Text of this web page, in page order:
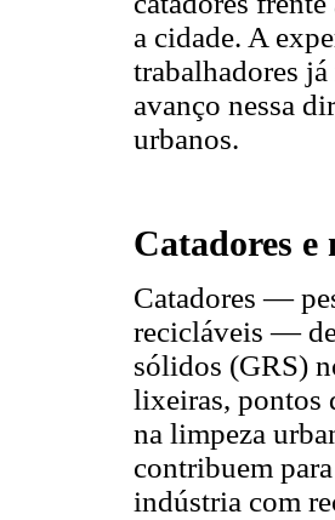
a cidade. A
trabalhadores
avanço nessa
urbanos.
Catadores e
Catadores —
recicláveis —
sólidos (GRS)
lixeiras, pontos
na limpeza
contribuem
indústria com